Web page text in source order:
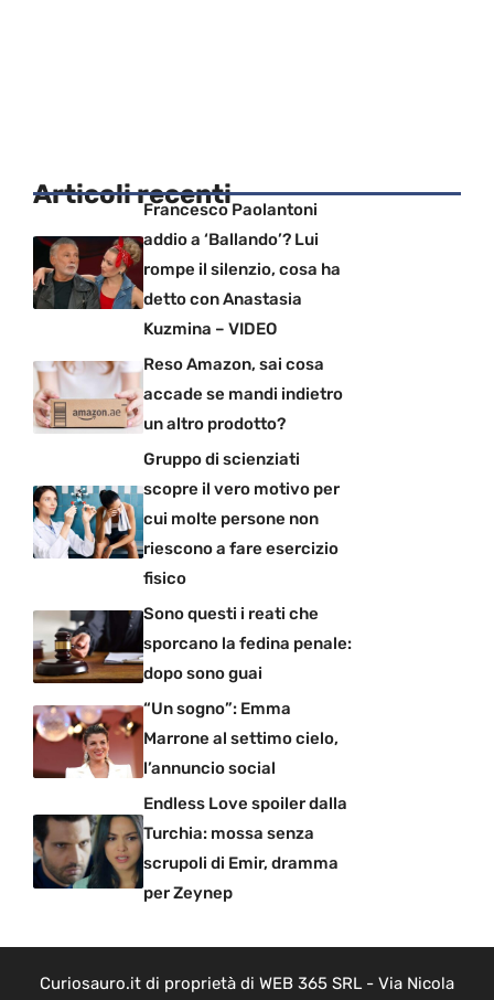
Articoli recentiFrancesco Paolantoni
addio a ‘Ballando’? Lui
rompe il silenzio, cosa ha
detto con Anastasia
Kuzmina – VIDEO
Reso Amazon, sai cosa
accade se mandi indietro
un altro prodotto?
Gruppo di scienziati
scopre il vero motivo per
cui molte persone non
riescono a fare esercizio
fisico
Sono questi i reati che
sporcano la fedina penale:
dopo sono guai
“Un sogno”: Emma
Marrone al settimo cielo,
l’annuncio social
Endless Love spoiler dalla
Turchia: mossa senza
scrupoli di Emir, dramma
per Zeynep
Curiosauro.it di proprietà di WEB 365 SRL - Via Nicola